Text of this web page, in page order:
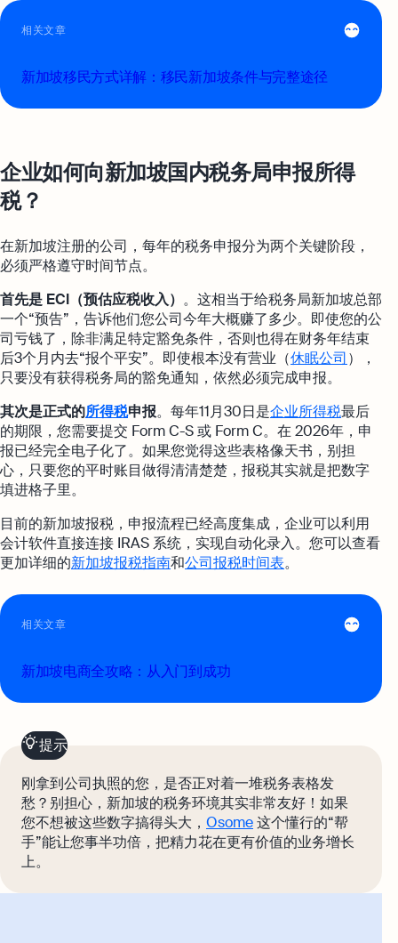
相关文章
新加坡移民方式详解：移民新加坡条件与完整途径
企业如何向新加坡国内税务局申报所得
税？
在新加坡注册的公司，每年的税务申报分为两个关键阶段，
必须严格遵守时间节点。
首先是 ECI（预估应税收入） 。这相当于给税务局新加坡总部
一个“预告”，告诉他们您公司今年大概赚了多少。即使您的公
司亏钱了，除非满足特定豁免条件，否则也得在财务年结束
后3个月内去“报个平安”。即使根本没有营业（休眠公司），
只要没有获得税务局的豁免通知，依然必须完成申报。
其次是正式的所得税申报。每年11月30日是企业所得税最后
的期限，您需要提交 Form C-S 或 Form C。在 2026年，申
报已经完全电子化了。如果您觉得这些表格像天书，别担
心，只要您的平时账目做得清清楚楚，报税其实就是把数字
填进格子里。
目前的新加坡报税，申报流程已经高度集成，企业可以利用
会计软件直接连接 IRAS 系统，实现自动化录入。您可以查看
更加详细的新加坡报税指南和公司报税时间表。
相关文章
新加坡电商全攻略：从入门到成功
提示
刚拿到公司执照的您，是否正对着一堆税务表格发
愁？别担心，新加坡的税务环境其实非常友好！如果
您不想被这些数字搞得头大， Osome这个懂行的“帮
手”能让您事半功倍，把精力花在更有价值的业务增长
上。